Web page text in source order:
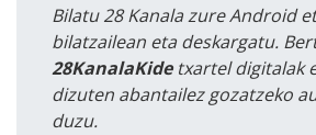
Bilatu 28 Kanala zure Android
bilatzailean eta deskargatu.
28KanalaKidetxartel digitalak
dizuten abantailez gozatzeko
duzu.